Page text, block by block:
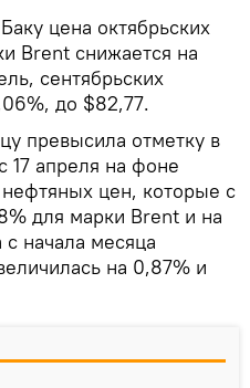
цена октябрьских
Brent снижается на
сентябрьских
до $82,77.
превысила отметку в
17 апреля на фоне
цен, которые с
для марки Brent и на
начала месяца
на 0,87% и